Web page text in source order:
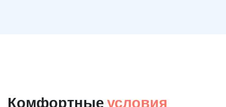
Комфортные условия